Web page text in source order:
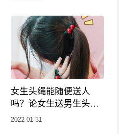
女生头绳能随便送人
吗？论女生送男生头绳
的含义
2022-01-31